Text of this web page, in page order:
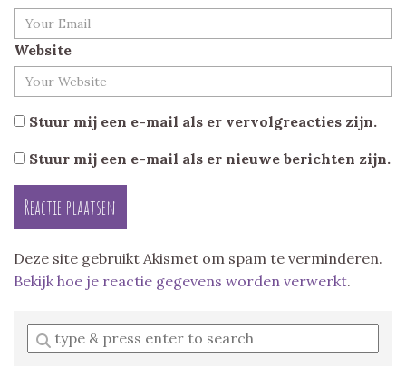
Website
Stuur mij een e-mail als er vervolgreacties zijn.
Stuur mij een e-mail als er nieuwe berichten zijn.
Deze site gebruikt Akismet om spam te verminderen.
Bekijk hoe je reactie gegevens worden verwerkt.
Enter
a